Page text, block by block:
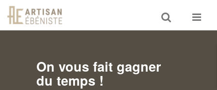
Toggle
search
Toggle
On vous fait gagner
du temps !